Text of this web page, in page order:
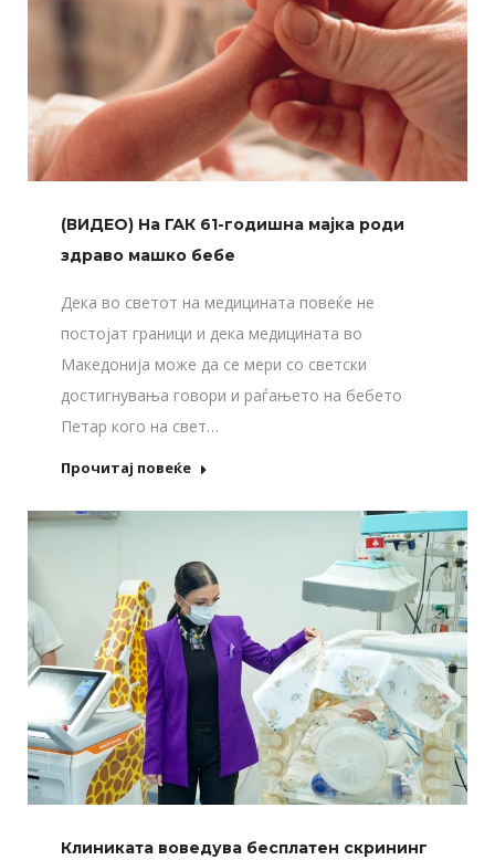
(ВИДЕО) На ГАК 61-годишна мајка роди
здраво машко бебе
Дека во светот на медицината повеќе не
постојат граници и дека медицината во
Македонија може да се мери со светски
достигнувања говори и раѓањето на бебето
Петар кого на свет…
Прочитај повеќе
Клиниката воведува бесплатен скрининг